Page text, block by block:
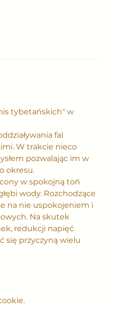
tybetańskich" w
fal
W trakcie nieco
pozwalając im w
okresu.
w spokojną toń
wody. Rozchodzące
na nie uspokojeniem i
Na skutek
redukcji napięć
się przyczyną wielu